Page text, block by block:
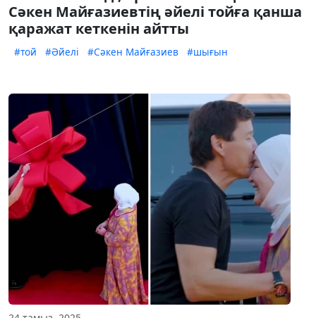
Сәкен Майғазиевтің әйелі тойға қанша
қаражат кеткенін айтты
#той #Әйелі #Сәкен Майғазиев #шығын